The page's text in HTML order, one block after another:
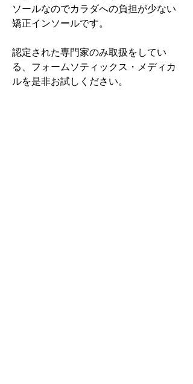
ソールなのでカラダへの負担が少ない
矯正インソールです。
認定された専門家のみ取扱をしてい
る、フォームソティックス・メディカ
ルを是非お試しください。